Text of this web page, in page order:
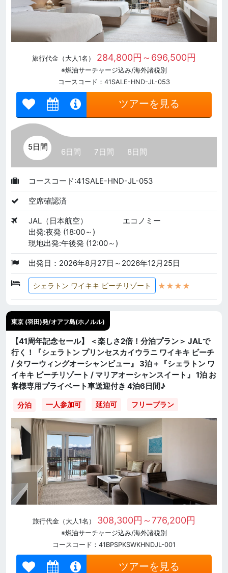
旅行代金（大人1名） 284,800円～696,500円
※燃油サーチャージ込み/海外諸税別
コースコード：41SALE-HND-JL-053
ツアーを見る
5日間
6日間 7日間 8日間
コースコード:41SALE-HND-JL-053
空席確認済
JAL（日本航空）
エコノミー
出発:夜発 (18:00～)
現地出発:午後発 (12:00～)
出発日：2026年8月27日～2026年12月25日
シェラトン ワイキキ ビーチリゾート ★★★★
東京 (羽田)発/オアフ島(ホノルル)
【41周年記念セール】 ＜楽しさ2倍！分泊プラン＞ JALで
行く！『シェラトン プリンセスカイウラニ ワイキキ ビーチ
/ タワーウィングオーシャンビュー』 3泊＋『シェラトン ワ
イキキ ビーチリゾート / マリアオーシャンスイート』 1泊 お
客様専用プライベート車送迎付き 4泊6日間♪
分泊 一人参加可 延泊可 フリープラン
旅行代金（大人1名） 308,300円～776,200円
※燃油サーチャージ込み/海外諸税別
コースコード：41BPSPKSWKHNDJL-001
ツアーを見る